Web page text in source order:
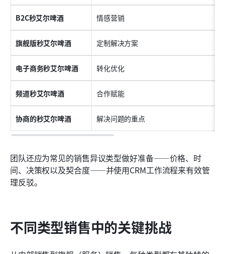
B2C秒艾尔啤酒 情感营销
旗舰版秒艾尔啤酒 定制解决方案
电子商务秒艾尔啤酒 转化优化
频道秒艾尔啤酒 合作赋能
协商的秒艾尔啤酒 解决问题的重点
团队还应为常见的销售异议类型做好准备——价格、时
间、决策权以及契合度——并使用CRM工作流程来有效管
理反驳。
不同类型销售中的关键挑战